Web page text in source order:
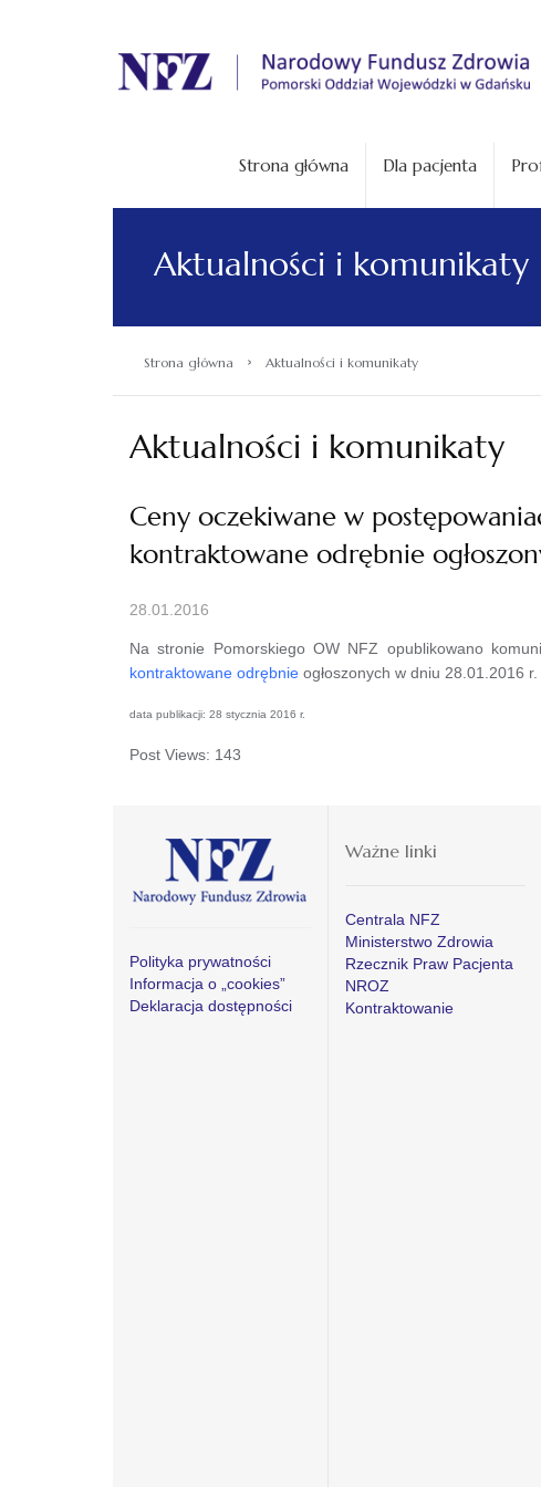
.
Strona główna Dla pacjenta
Aktualności i komunikaty
Strona główna › Aktualności i komunikaty
Aktualności i komunikaty
Ceny oczekiwane w
kontraktowane odrębnie
28.01.2016
Na stronie Pomorskiego OW NFZ opublikowano
kontraktowane odrębnie ogłoszonych w dniu 28.01.2016 r.
data publikacji: 28 stycznia 2016 r.
Post Views: 143
Polityka prywatności
Informacja o „cookies”
Deklaracja dostępności
Ważne linki
Centrala NFZ
Ministerstwo Zdrowia
Rzecznik Praw Pacjenta
NROZ
Kontraktowanie